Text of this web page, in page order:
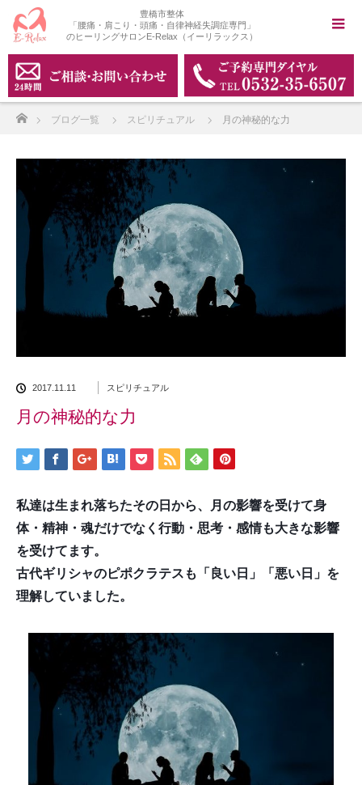
豊橋市整体
「腰痛・肩こり・頭痛・自律神経失調症専門」
のヒーリングサロンE-Relax（イーリラックス）
ブログ一覧 スピリチュアル 月の神秘的な力
2017.11.11 スピリチュアル
月の神秘的な力
私達は生まれ落ちたその日から、月の影響を受けて身
体・精神・魂だけでなく行動・思考・感情も大きな影響
を受けてます。
古代ギリシャのピポクラテスも「良い日」「悪い日」を
理解していました。